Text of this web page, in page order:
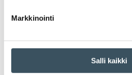
Markkinointi
Salli kaikki
kansainvälinen verkkokauppa
kaupan näkymät kauppa
koronavirus